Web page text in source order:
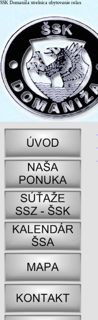
SSK Domaniža strelnica ubytovanie relax